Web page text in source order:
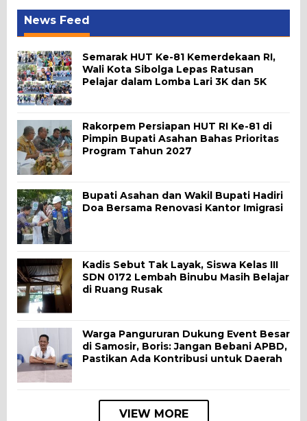
News Feed
Semarak HUT Ke-81 Kemerdekaan RI,
Wali Kota Sibolga Lepas Ratusan
Pelajar dalam Lomba Lari 3K dan 5K
Rakorpem Persiapan HUT RI Ke-81 di
Pimpin Bupati Asahan Bahas Prioritas
Program Tahun 2027
Bupati Asahan dan Wakil Bupati Hadiri
Doa Bersama Renovasi Kantor Imigrasi
Kadis Sebut Tak Layak, Siswa Kelas III
SDN 0172 Lembah Binubu Masih Belajar
di Ruang Rusak
Warga Pangururan Dukung Event Besar
di Samosir, Boris: Jangan Bebani APBD,
Pastikan Ada Kontribusi untuk Daerah
VIEW MORE